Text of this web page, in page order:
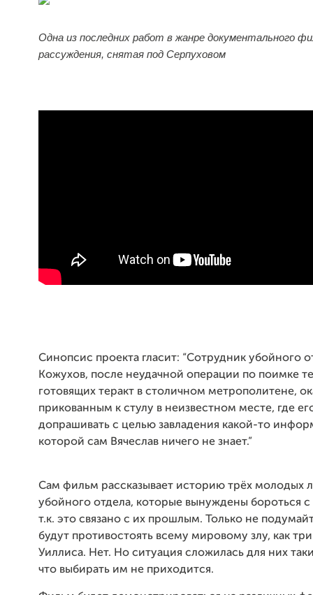
Одна из последних работ в жанре документального
рассуждения, снятая под Серпуховом
Синопсис проекта гласит: “Сотрудник убойного
Кожухов, после неудачной операции по поимке
готовящих теракт в столичном метрополитене,
прикованным к стулу в неизвестном месте, где
допрашивать с целью завладения какой-то
которой сам Вячеслав ничего не знает.”
Сам фильм рассказывает историю трёх молодых
убойного отдела, которые вынуждены бороться
т.к. это связано с их прошлым. Только не
будут противостоять всему мировому злу, как
Уиллиса. Нет. Но ситуация сложилась для них
что выбирать им не приходится.